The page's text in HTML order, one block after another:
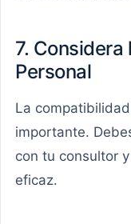
7.
Personal
La
importante.
con tu consultor
eficaz.